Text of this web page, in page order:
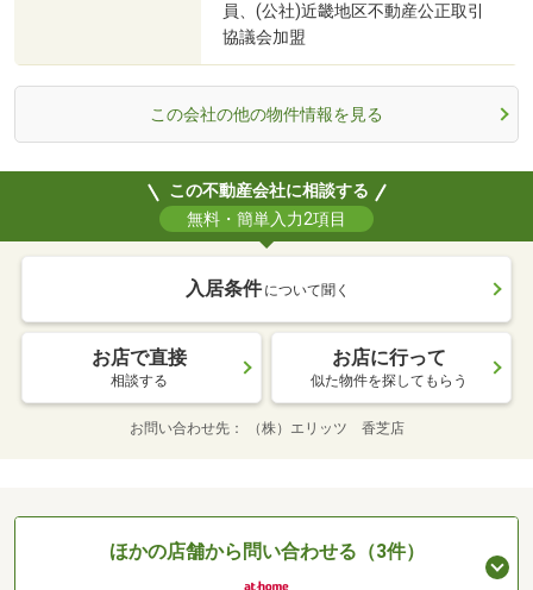
員、(公社)近畿地区不動産公正取引
協議会加盟
この会社の他の物件情報を見る
この不動産会社に相談する
無料・簡単入力2項目
入居条件 について聞く
お店で直接
相談する
お店に行って
似た物件を探してもらう
お問い合わせ先 （株）エリッツ 香芝店
ほかの店舗から問い合わせる（3件）